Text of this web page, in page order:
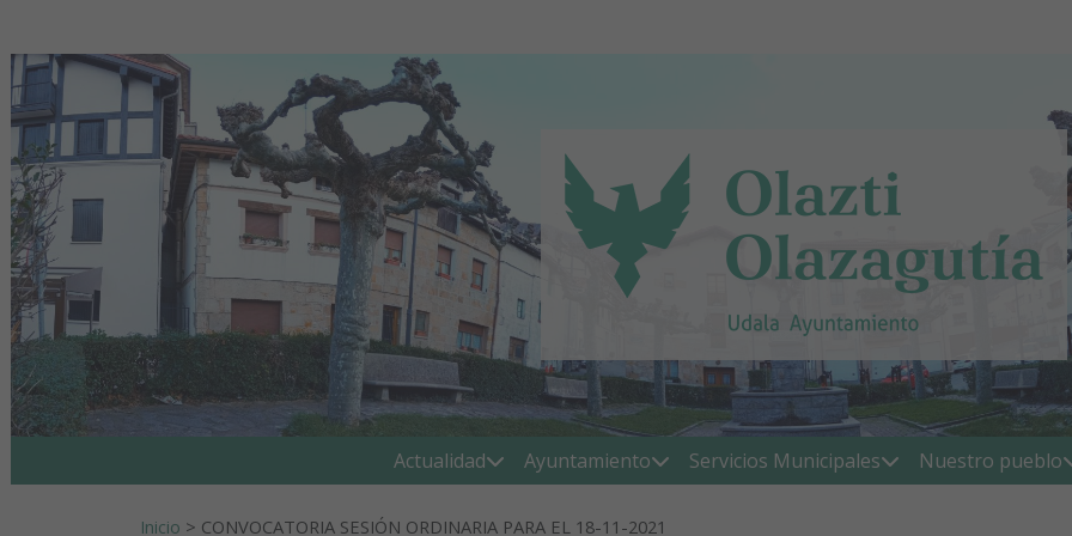
Actualidad Ayuntamiento Servicios Municipales Nuestro pueblo
Inicio > CONVOCATORIA SESIÓN ORDINARIA PARA EL 18-11-2021